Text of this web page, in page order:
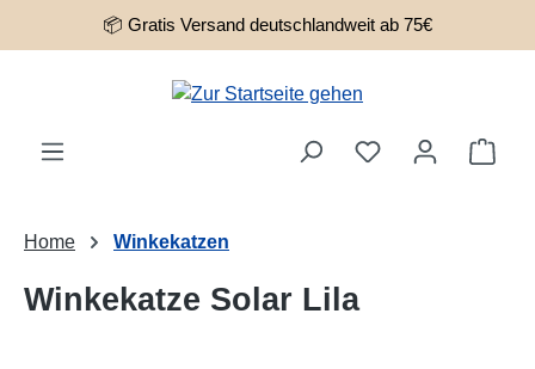
Zum Hauptinhalt springen
📦 Gratis Versand deutschlandweit ab 75€
Home Winkekatzen
Winkekatze Solar Lila